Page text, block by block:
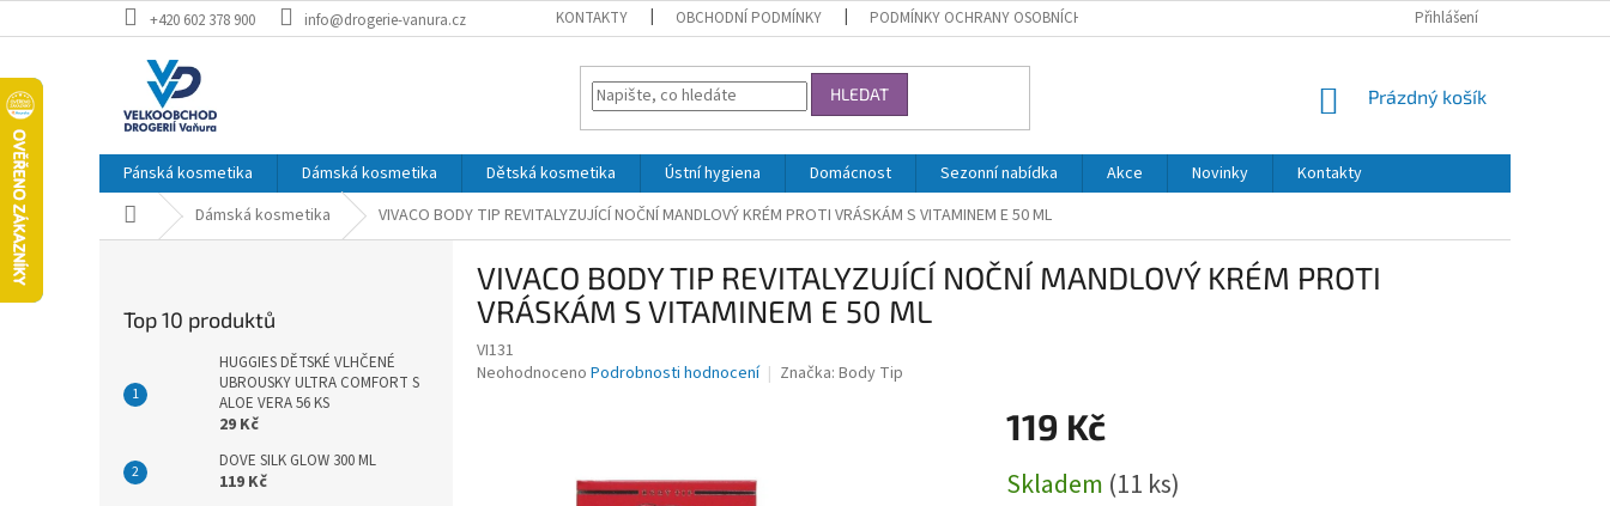
na
+420 602 378 900 info@drogerie-vanura.cz KONTAKTY OBCHODNÍ PODMÍNKY PODMÍNKY OCHRANY OSOBNÍCH ÚDAJŮ Přihlášení
HLEDAT
NÁKUPNÍ
Prázdný košík
Pánská kosmetika Dámská kosmetika Dětská kosmetika Ústní hygiena Domácnost Sezonní nabídka Akce Novinky
Kontakty
Domů Dámská kosmetika VIVACO BODY TIP REVITALYZUJÍCÍ NOČNÍ MANDLOVÝ KRÉM PROTI VRÁSKÁM S VITAMINEM E 50 ML
Top 10 produktů
HUGGIES DĚTSKÉ VLHČENÉ
UBROUSKY ULTRA COMFORT S
ALOE VERA 56 KS
29 Kč
DOVE SILK GLOW 300 ML
119 Kč
VIVACO BODY TIP REVITALYZUJÍCÍ NOČNÍ MANDLOVÝ KRÉM PROTI
VRÁSKÁM S VITAMINEM E 50 ML
VI131
Průměrné
Neohodnoceno Podrobnosti hodnocení Značka: Body Tip
119 Kč
cena:
Skladem (11 ks)